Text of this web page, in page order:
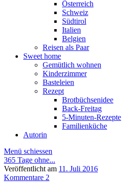
Österreich
Schweiz
Südtirol
Italien
Belgien
Reisen als Paar
Sweet home
Gemütlich wohnen
Kinderzimmer
Basteleien
Rezept
Brotbüchsenidee
Back-Freitag
5-Minuten-Rezepte
Familienküche
Autorin
Menü schiessen
365 Tage ohne...
Veröffentlicht am 11. Juli 2016
Kommentare 2